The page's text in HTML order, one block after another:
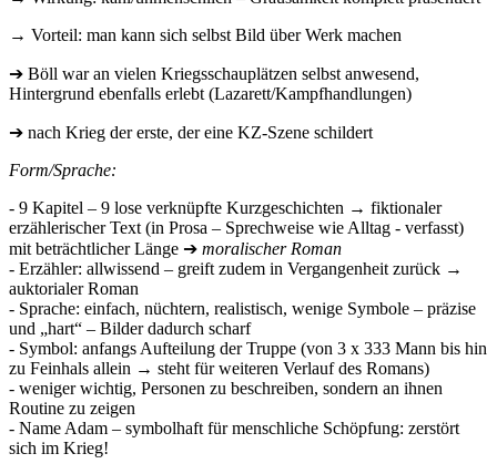
→ Vorteil: man kann sich selbst Bild über Werk machen
➔ Böll war an vielen Kriegsschauplätzen selbst anwesend,
Hintergrund ebenfalls erlebt (Lazarett/Kampfhandlungen)
➔ nach Krieg der erste, der eine KZ-Szene schildert
Form/Sprache:
- 9 Kapitel – 9 lose verknüpfte Kurzgeschichten → fiktionaler
erzählerischer Text (in Prosa – Sprechweise wie Alltag - verfasst)
mit beträchtlicher Länge ➔ moralischer Roman
- Erzähler: allwissend – greift zudem in Vergangenheit zurück →
auktorialer Roman
- Sprache: einfach, nüchtern, realistisch, wenige Symbole – präzise
und „hart“ – Bilder dadurch scharf
- Symbol: anfangs Aufteilung der Truppe (von 3 x 333 Mann bis hin
zu Feinhals allein → steht für weiteren Verlauf des Romans)
- weniger wichtig, Personen zu beschreiben, sondern an ihnen
Routine zu zeigen
- Name Adam – symbolhaft für menschliche Schöpfung: zerstört
sich im Krieg!